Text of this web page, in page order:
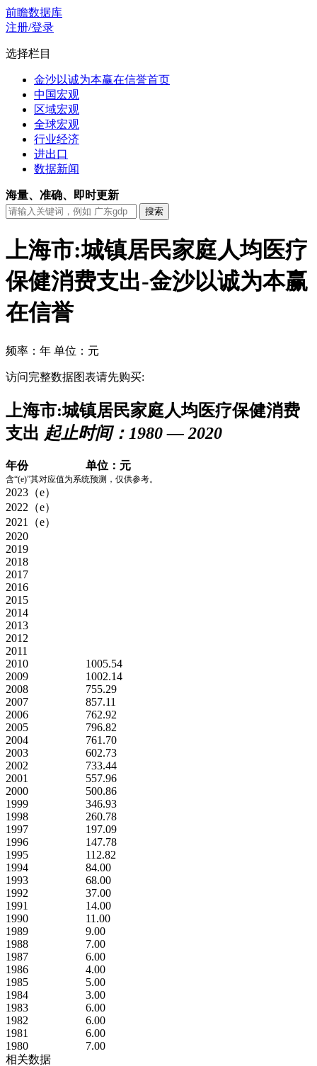
前瞻数据库
注册/登录
选择栏目
金沙以诚为本赢在信誉首页
中国宏观
区域宏观
全球宏观
行业经济
进出口
数据新闻
海量、准确、即时更新
上海市:城镇居民家庭人均医疗
保健消费支出-金沙以诚为本赢
在信誉
频率：年 单位：元
访问完整数据图表请先购买:
上海市:城镇居民家庭人均医疗保健消费
支出 起止时间：1980 — 2020
年份 单位：元
含“(e)”其对应值为系统预测，仅供参考。
2023（e）
2022（e）
2021（e）
2020
2019
2018
2017
2016
2015
2014
2013
2012
2011
2010
1005.54
2009
1002.14
2008
755.29
2007
857.11
2006
762.92
2005
796.82
2004
761.70
2003
602.73
2002
733.44
2001
557.96
2000
500.86
1999
346.93
1998
260.78
1997
197.09
1996
147.78
1995
112.82
1994
84.00
1993
68.00
1992
37.00
1991
14.00
1990
11.00
1989
9.00
1988
7.00
1987
6.00
1986
4.00
1985
5.00
1984
3.00
1983
6.00
1982
6.00
1981
6.00
1980
7.00
相关数据